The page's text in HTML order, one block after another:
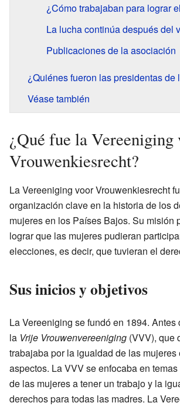
¿Cómo trabajaban para lograr
La lucha continúa después del
Publicaciones de la asociación
¿Quiénes fueron las presidentas de
Véase también
¿Qué fue la Vereeniging
Vrouwenkiesrecht?
La Vereeniging voor Vrouwenkiesrecht
organización clave en la historia de los
mujeres en los Países Bajos. Su misión
lograr que las mujeres pudieran
elecciones, es decir, que tuvieran el
Sus inicios y objetivos
La Vereeniging se fundó en 1894. Antes
la Vrije Vrouwenvereeniging (VVV), que
trabajaba por la igualdad de las mujeres
aspectos. La VVV se enfocaba en
de las mujeres a tener un trabajo y la
derechos para todas las madres. La